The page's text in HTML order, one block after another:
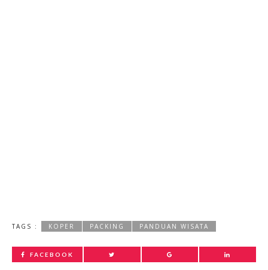
TAGS : KOPER PACKING PANDUAN WISATA
FACEBOOK